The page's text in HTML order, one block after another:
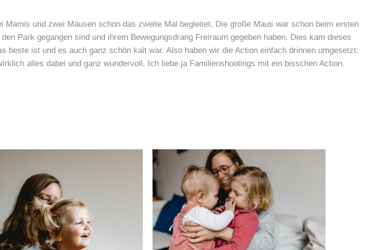
und zwei Mäusen schon das zweite Mal begleitet. Die große Maus war schon beim ersten
Park gegangen sind und ihrem Bewegungsdrang Freiraum gegeben haben. Dies kam dieses
beste ist und es auch ganz schön kalt war. Also haben wir die Action einfach drinnen umgesetzt:
alles dabei und ganz wundervoll. Ich liebe ja Familienshootings mit ein bisschen Action.